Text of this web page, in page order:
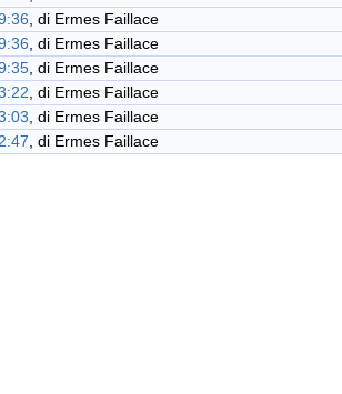
, di Ermes Faillace
, di Ermes Faillace
, di Ermes Faillace
, di Ermes Faillace
, di Ermes Faillace
, di Ermes Faillace